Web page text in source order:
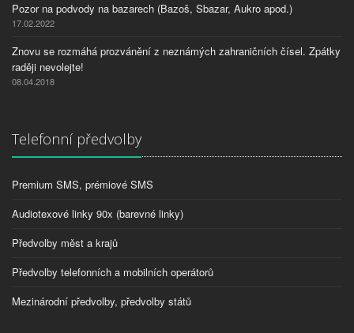
Pozor na podvody na bazarech (Bazoš, Sbazar, Aukro apod.)
17.02.2022
Znovu se rozmáhá prozvánění z neznámých zahraničních čísel. Zpátky
raději nevolejte!
08.04.2018
Telefonní předvolby
Premium SMS, prémiové SMS
Audiotexové linky 90x (barevné linky)
Předvolby měst a krajů
Předvolby telefonních a mobilních operátorů
Mezinárodní předvolby, předvolby států